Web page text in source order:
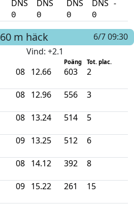
DNS
0
DNS
0
DNS
0
DNS
0
-
60 m häck 6/7 09:30
Vind: +2.1
Poäng Tot. plac.
08 12.66 603 2
08 12.96 556 3
08 13.24 514 5
09 13.25 512 6
08 14.12 392 8
09 15.22 261 15